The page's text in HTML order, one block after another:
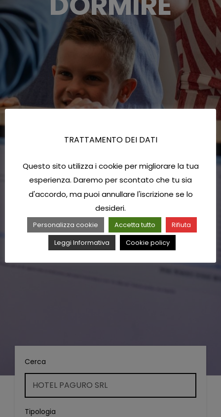
Cerca
Tipologia
TRATTAMENTO DEI DATI
Questo sito utilizza i cookie per migliorare la tua
esperienza. Daremo per scontato che tu sia
d'accordo, ma puoi annullare l'iscrizione se lo
desideri.
Personalizza cookie Accetta tutto
Rifiuta
Leggi Informativa
Cookie policy